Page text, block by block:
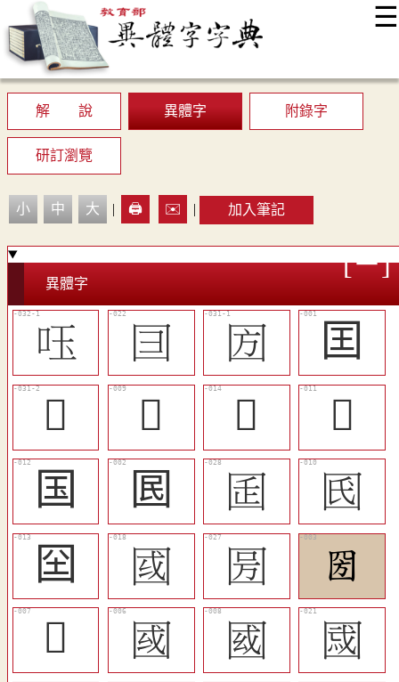
☰
最新消息
顯示模式
網站導覽
解 說
異體字 附錄字
研訂瀏覽
小 中 大 | 🖨️ ✉️ | 加入筆記
異體字
󰻵 󰻬 󰻲
囯
𡆸
𡆻 𡆿
𡇎
国
囻 󰻱
󰻨
囶
󰻩 󰻰
圀
𡇕
󰻥 󰻦
󰻫